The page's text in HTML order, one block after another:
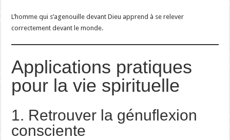
L’homme qui s’agenouille devant Dieu apprend à se relever
correctement devant le monde.
Applications pratiques
pour la vie spirituelle
1. Retrouver la génuflexion
consciente